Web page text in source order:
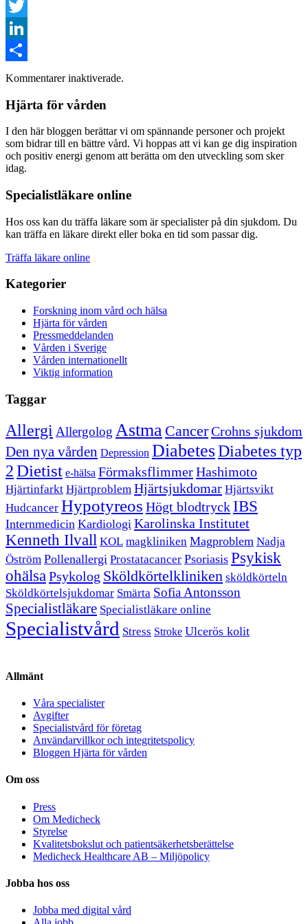
Facebook
Twitter
LinkedIn
Dela
Kommentarer inaktiverade.
Hjärta för vården
I den här bloggen berättar vi om spännande personer och projekt
som bidrar till en bättre vård. Vi hoppas att vi kan ge dig inspiration
och positiv energi genom att berätta om den utveckling som sker
idag.
Specialistläkare online
Hos oss kan du träffa läkare som är specialister på din sjukdom. Du
kan träffa en läkare direkt eller boka en tid som passar dig.
Träffa läkare online
Kategorier
Forskning inom vård och hälsa
Hjärta för vården
Pressmeddelanden
Vården i Sverige
Vården internationellt
Viktig information
Taggar
Allergi Allergolog Astma CancerCrohns sjukdom
Den nya vården Depression DiabetesDiabetes typ
2Dietist e-hälsa FörmaksflimmerHashimoto
Hjärtinfarkt Hjärtproblem Hjärtsjukdomar Hjärtsvikt
Hudcancer Hypotyreos Högt blodtryckIBS
Internmedicin Kardiologi Karolinska Institutet
Kenneth Ilvall KOL magkliniken Magproblem Nadja
Öström Pollenallergi Prostatacancer Psoriasis Psykisk
ohälsa Psykolog Sköldkörtelkliniken sköldkörteln
Sköldkörtelsjukdomar Smärta Sofia Antonsson
Specialistläkare Specialistläkare online
Specialistvård Stress Stroke Ulcerös kolit
Allmänt
Våra specialister
Avgifter
Specialistvård för företag
Användarvillkor och integritetspolicy
Bloggen Hjärta för vården
Om oss
Press
Om Medicheck
Styrelse
Kvalitetsbokslut och patientsäkerhetsberättelse
Medicheck Healthcare AB – Miljöpolicy
Jobba hos oss
Jobba med digital vård